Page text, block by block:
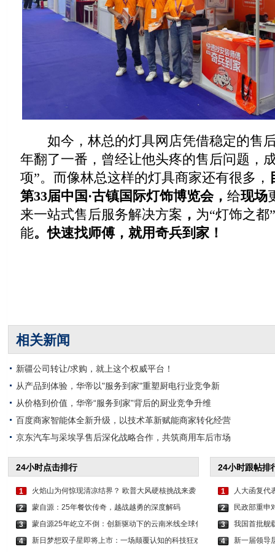
如今，林总的灯具网店凭借稳定的售
年翻了一番，曾经让他头疼的售后问题，
项”。而像林总这样的灯具商家还有很多，
第33届中国·古镇国际灯饰博览会， 给现场
来一站式售后服务解决方案 ， 为“灯饰之都
能。快速找师傅，就用奇兵到家！
相关新闻
新疆公司转让/求购，就上这个权威平台！​
从产品到体验，华帝以"服务到家"重塑厨电行业竞争新
从价格到价值，华帝“服务到家”背后的厨业竞争升维
百度商家智能体全新升级，以技术革新赋能商家转化经营
京东汽车与采埃孚售后深化战略合作，共筑商用车后市场
24小时点击排行
1
火焰山为何惊现清凉结界？ 欧普大风硬核挑战来袭
2
蒙自源：25年餐饮传奇，越战越勇的深度解码
3
蒙自源25年屹立不倒：创新驱动下的云南米线全球化
4
新日梦想双子星即将上市：一场颠覆认知的科技狂欢
24小时跟帖排
1
人大函复代
2
民政部重申
3
我国首批舰
4
新一届领导